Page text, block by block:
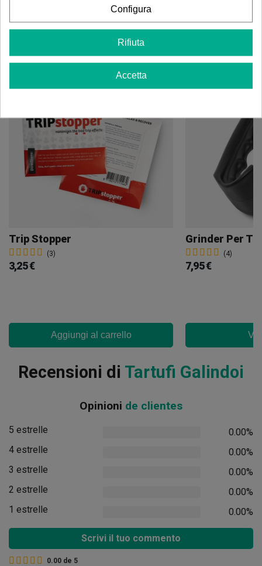
Potrebbe anche piacerti
Trip Stopper
(3)
3,25 €
Aggiungi al carrello
Grinder Per
(4)
7,95 €
Recensioni di Tartufi Galindoi
Opinioni de clientes
5 estrelle
0.00%
4 estrelle
0.00%
3 estrelle
0.00%
2 estrelle
0.00%
1 estrelle
0.00%
Scrivi il tuo commento
0.00 de 5
Configura
Rifiuta
Accetta